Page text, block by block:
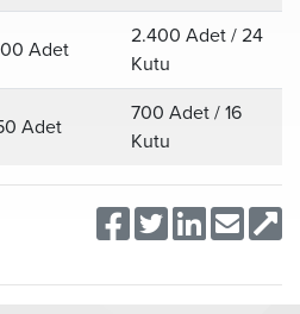
Adet
2.400 Adet / 24
Kutu
Adet
700 Adet / 16
Kutu